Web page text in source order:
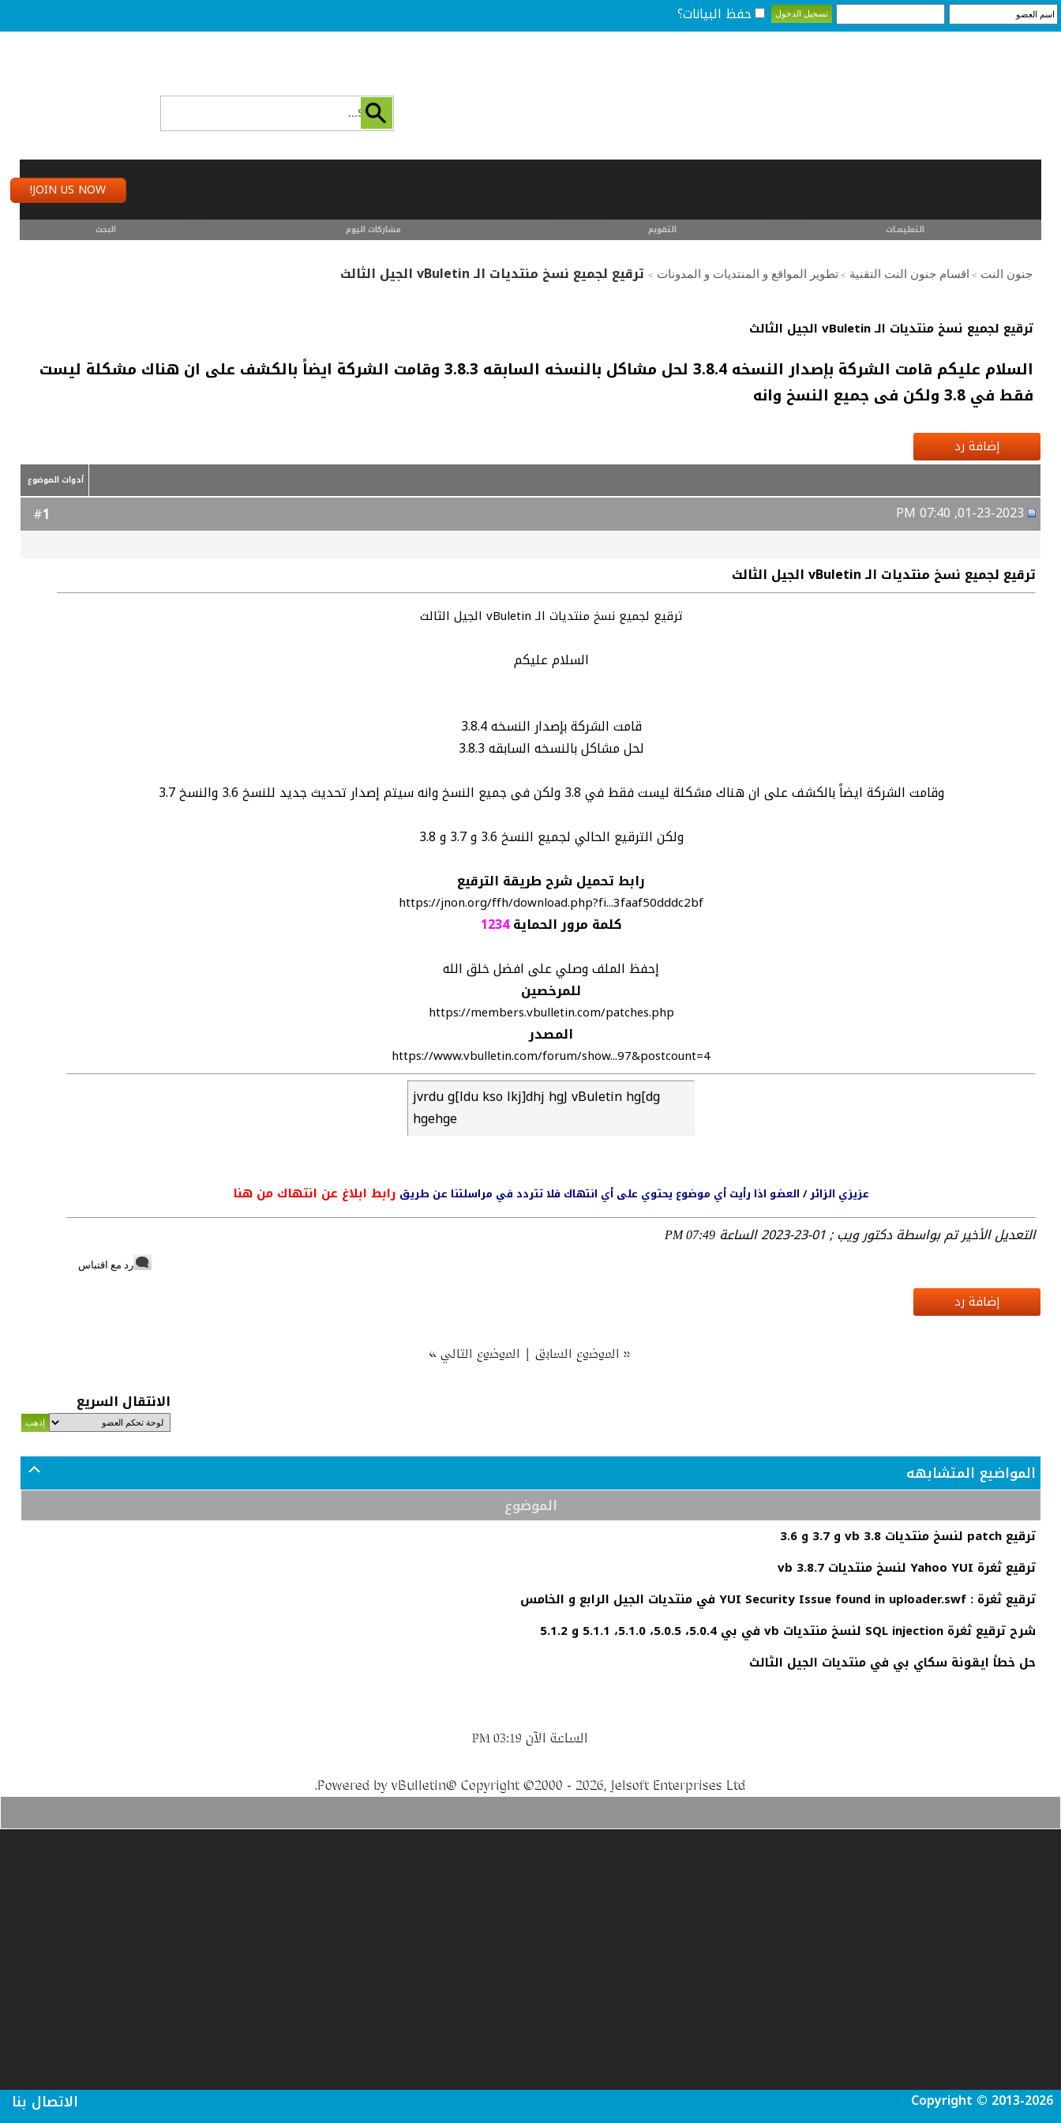
حفظ البيانات؟
JOIN US NOW!
التعليمـــات التقويم مشاركات اليوم البحث
جنون النت > اقسام جنون النت التقنية > تطوير المواقع و المنتديات و المدونات > ترقيع لجميع نسخ منتديات الـ vBuletin الجيل الثالث
ترقيع لجميع نسخ منتديات الـ vBuletin الجيل الثالث
السلام عليكم قامت الشركة بإصدار النسخه 3.8.4 لحل مشاكل بالنسخه السابقه 3.8.3 وقامت الشركة ايضاً بالكشف على ان هناك مشكلة ليست
فقط في 3.8 ولكن فى جميع النسخ وانه
إضافة رد
أدوات الموضوع
1
ترقيع لجميع نسخ منتديات الـ vBuletin الجيل الثالث
ترقيع لجميع نسخ منتديات الـ vBuletin الجيل الثالث
السلام عليكم
قامت الشركة بإصدار النسخه 3.8.4
لحل مشاكل بالنسخه السابقه 3.8.3
وقامت الشركة ايضاً بالكشف على ان هناك مشكلة ليست فقط في 3.8 ولكن فى جميع النسخ وانه سيتم إصدار تحديث جديد للنسخ 3.6 والنسخ 3.7
ولكن الترقيع الحالي لجميع النسخ 3.6 و 3.7 و 3.8
رابط تحميل شرح طريقة الترقيع
https://jnon.org/ffh/download.php?fi...3faaf50dddc2bf
كلمة مرور الحماية 1234
إحفظ الملف وصلي على افضل خلق الله
للمرخصين
https://members.vbulletin.com/patches.php
المصدر
https://www.vbulletin.com/forum/show...97&postcount=4
jvrdu g[ldu kso lkj]dhj hgJ vBuletin hg[dg
hgehge
عزيزي الزائر / العضو اذا رأيت أي موضوع يحتوي على أي انتهاك فلا تتردد في مراسلتنا عن طريق رابط ابلاغ عن انتهاك من هنا
التعديل الأخير تم بواسطة دكتور ويب ; 01-23-2023 الساعة 07:49 PM
رد مع اقتباس
إضافة رد
« الموضوع السابق| الموضوع التالي»
الانتقال السريع
المواضيع المتشابهه
الموضوع
ترقيع patch لنسخ منتديات vb 3.8 و 3.7 و 3.6
ترقيع ثغرة Yahoo YUI لنسخ منتديات vb 3.8.7
ترقيع ثغرة : YUI Security Issue found in uploader.swf في منتديات الجيل الرابع و الخامس
شرح ترقيع ثغرة SQL injection لنسخ منتديات vb في بي 5.0.4، 5.0.5، 5.1.0، 5.1.1 و 5.1.2
حل خطأ ايقونة سكاي بي في منتديات الجيل الثالث
الساعة الآن 03:19 PM
Powered by vBulletin® Copyright ©2000 - 2026, Jelsoft Enterprises Ltd.
الاتصال بنا Copyright © 2013-2026